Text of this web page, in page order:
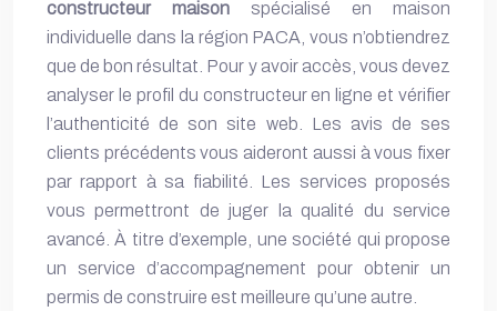
constructeur maison spécialisé en maison
individuelle dans la région PACA, vous n’obtiendrez
que de bon résultat. Pour y avoir accès, vous devez
analyser le profil du constructeur en ligne et vérifier
l’authenticité de son site web. Les avis de ses
clients précédents vous aideront aussi à vous fixer
par rapport à sa fiabilité. Les services proposés
vous permettront de juger la qualité du service
avancé. À titre d’exemple, une société qui propose
un service d’accompagnement pour obtenir un
permis de construire est meilleure qu’une autre.